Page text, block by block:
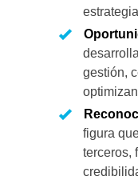
gestión,
figura
terceros,